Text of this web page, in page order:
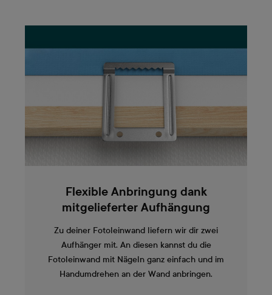
Flexible Anbringung dank
mitgelieferter Aufhängung
Zu deiner Fotoleinwand liefern wir dir zwei
Aufhänger mit. An diesen kannst du die
Fotoleinwand mit Nägeln ganz einfach und im
Handumdrehen an der Wand anbringen.